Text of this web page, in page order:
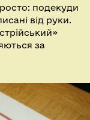
подекуди
від руки.
за